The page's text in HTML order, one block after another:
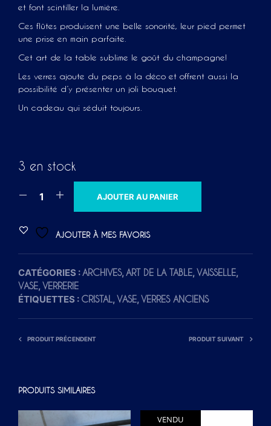
et font scintiller la lumière.
Ces flûtes produisent une belle sonorité, leur pied permet
une prise en main parfaite.
Cet art de la table sublime le goût du champagne!
Les verres ajoute du peps à la déco et offrent aussi la
possibilité d’y présenter un joli bouquet.
Un cadeau qui séduit toujours.
3 en stock
AJOUTER AU PANIER
R
N
T
I
V
AJOUTER À MES FAVORIS
CATÉGORIES :ARCHIVES, ART DE LA TABLE, VAISSELLE,
VASE, VERRERIE
ÉTIQUETTES : CRISTAL, VASE, VERRES ANCIENS
PRODUIT PRÉCENDENT PRODUIT SUIVANT
PRODUITS SIMILAIRES
VENDU